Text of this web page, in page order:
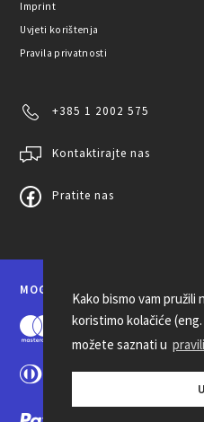
Kako bismo vam
koristimo kolačiće
možete saznati u
Imprint
Uvjeti korištenja
Pravila privatnosti
+385 1 2002 575
Kontaktirajte nas
Pratite nas
MOGUĆNOSTI PLAĆANJA